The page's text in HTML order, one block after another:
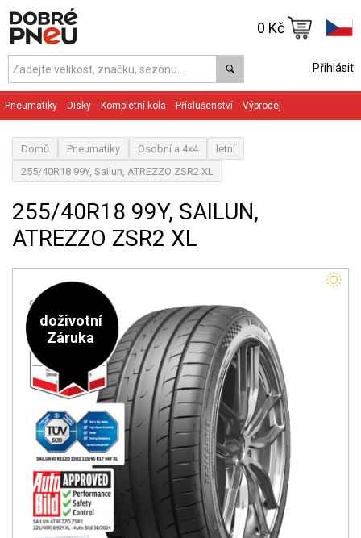
Přihlásit
0 Kč
Pneumatiky Disky Kompletní kola Příslušenství Výprodej
Domů Pneumatiky Osobní a 4x4
letní
255/40R18 99Y, Sailun, ATREZZO ZSR2 XL
255/40R18 99Y, SAILUN,
ATREZZO ZSR2 XL
doživotní
Záruka